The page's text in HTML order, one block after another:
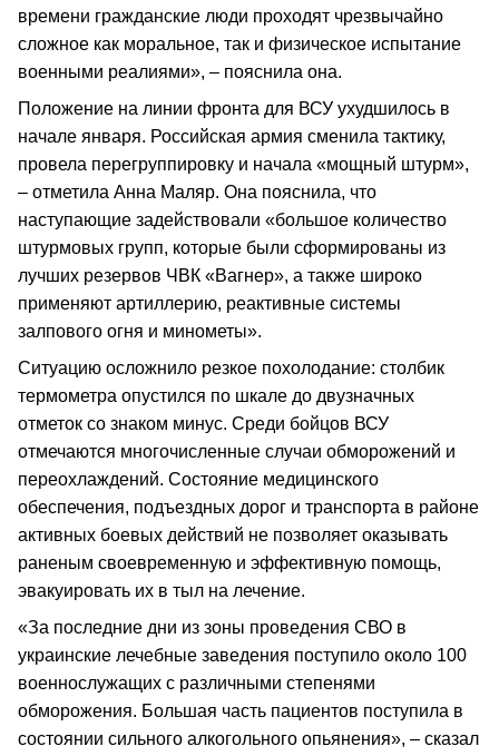
времени гражданские люди проходят чрезвычайно
сложное как моральное, так и физическое испытание
военными реалиями», – пояснила она.
Положение на линии фронта для ВСУ ухудшилось в
начале января. Российская армия сменила тактику,
провела перегруппировку и начала «мощный штурм»,
– отметила Анна Маляр. Она пояснила, что
наступающие задействовали «большое количество
штурмовых групп, которые были сформированы из
лучших резервов ЧВК «Вагнер», а также широко
применяют артиллерию, реактивные системы
залпового огня и минометы».
Ситуацию осложнило резкое похолодание: столбик
термометра опустился по шкале до двузначных
отметок со знаком минус. Среди бойцов ВСУ
отмечаются многочисленные случаи обморожений и
переохлаждений. Состояние медицинского
обеспечения, подъездных дорог и транспорта в районе
активных боевых действий не позволяет оказывать
раненым своевременную и эффективную помощь,
эвакуировать их в тыл на лечение.
«За последние дни из зоны проведения СВО в
украинские лечебные заведения поступило около 100
военнослужащих с различными степенями
обморожения. Большая часть пациентов поступила в
состоянии сильного алкогольного опьянения», – сказал